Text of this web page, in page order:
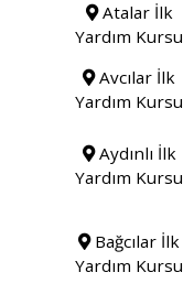
Atalar İlk
Yardım Kursu
Avcılar İlk
Yardım Kursu
Aydınlı İlk
Yardım Kursu
Bağcılar İlk
Yardım Kursu